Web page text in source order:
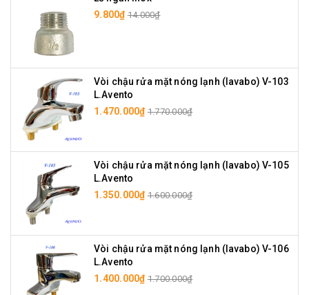
9.800₫ 14.000₫
Vòi chậu rửa mặt nóng lạnh (lavabo) V-103
L.Avento
1.470.000₫ 1.770.000₫
Vòi chậu rửa mặt nóng lạnh (lavabo) V-105
L.Avento
1.350.000₫ 1.600.000₫
Vòi chậu rửa mặt nóng lạnh (lavabo) V-106
L.Avento
1.400.000₫ 1.700.000₫